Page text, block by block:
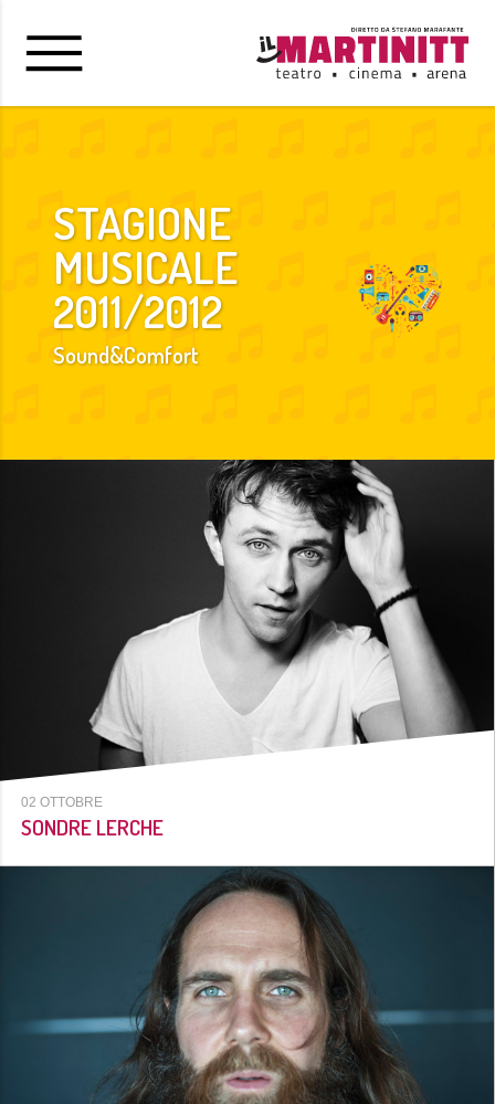
STAGIONE
MUSICALE
2011/2012
Sound&Comfort
02 OTTOBRE
SONDRE LERCHE